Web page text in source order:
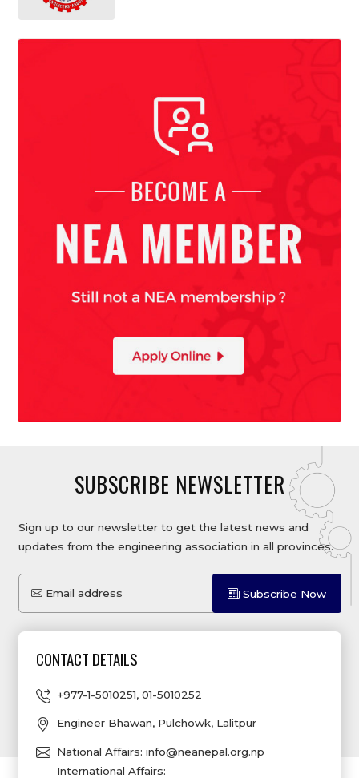
SUBSCRIBE NEWSLETTER
Sign up to our newsletter to get the latest news and
updates from the engineering association in all provinces.
Subscribe Now
Email address
CONTACT DETAILS
+977-1-5010251,01-5010252
Engineer Bhawan, Pulchowk, Lalitpur
National Affairs:info@neanepal.org.np
International Affairs: